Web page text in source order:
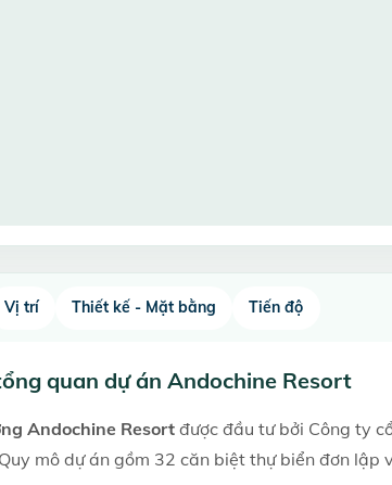
Vị trí Thiết kế - Mặt bằng Tiến độ
quan dự án Andochine Resort
Andochine Resort được đầu tư bởi Công ty
mô dự án gồm 32 căn biệt thự biển đơn lập